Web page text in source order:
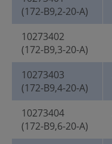
(172-B9,2-20-A)
10273402
(172-B9,3-20-A)
10273403
(172-B9,4-20-A)
10273404
(172-B9,6-20-A)